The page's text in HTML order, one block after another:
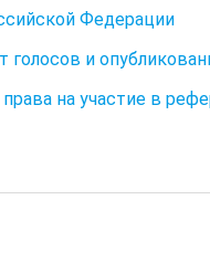
Федерации
голосов и
на участие в